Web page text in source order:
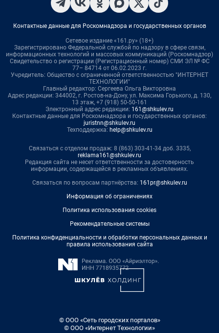
Контактные данные для Роскомнадзора и государственных органов
Сетевое издание «161.ру» (18+)
Зарегистрировано Федеральной службой по надзору в сфере связи,
информационных технологий и массовых коммуникаций (Роскомнадзор)
Свидетельство о регистрации (Регистрационный номер) СМИ ЭЛ № ФС
77– 84714 от 06.02.2023 г.
Учредитель: Общество с ограниченной ответственностью "ИНТЕРНЕТ
ТЕХНОЛОГИИ"
Главный редактор: Сергеева Ольга Викторовна
Адрес редакции: 344002, г. Ростов-на-Дону, ул. Максима Горького, д. 130,
13 этаж, +7 (918) 50-50-161
Электронный адрес редакции: 161@shkulev.ru
Контактные данные для Роскомнадзора и государственных органов:
juristnn@shkulev.ru
Техподдержка: help@shkulev.ru
Связаться с отделом продаж: 8 (863) 303-41-34 доб. 3335,
reklama161@shkulev.ru
Редакция сайта не несет ответственности за достоверность
информации, содержащейся в рекламных объявлениях.
Связаться по вопросам партнёрства: 161pr@shkulev.ru
Информация об ограничениях
Политика использования cookies
Рекомендательные системы
Политика конфиденциальности и обработки персональных данных и
правила использования сайта
© ООО «Сеть городских порталов»
© ООО «Интернет Технологии»